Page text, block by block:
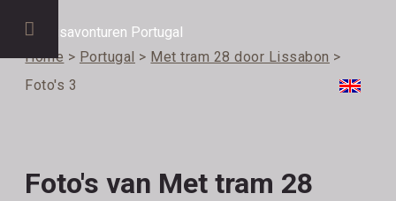
Home > Portugal > Met tram 28 door Lissabon >
Foto's 3
Foto's van Met tram 28